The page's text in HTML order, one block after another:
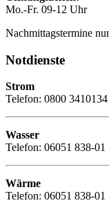
Mo.-Fr. 09-12 Uhr
Nachmittagstermine
Notdienste
Strom
Telefon: 0800 3410134
Wasser
Telefon: 06051 838-01
Wärme
Telefon: 06051 838-01